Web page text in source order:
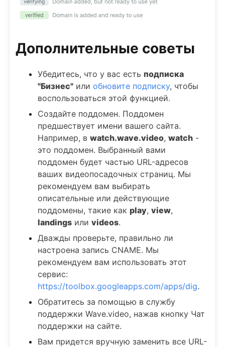
Дополнительные советы
Убедитесь, что у вас есть подписка
"Бизнес" или обновите подписку, чтобы
воспользоваться этой функцией.
Создайте поддомен. Поддомен
предшествует имени вашего сайта.
Например, в watch.wave.video, watch -
это поддомен. Выбранный вами
поддомен будет частью URL-адресов
ваших видеопосадочных страниц. Мы
рекомендуем вам выбирать
описательные или действующие
поддомены, такие как play, view,
landings или videos.
Дважды проверьте, правильно ли
настроена запись CNAME. Мы
рекомендуем вам использовать этот
сервис:
https://toolbox.googleapps.com/apps/dig.
Обратитесь за помощью в службу
поддержки Wave.video, нажав кнопку Чат
поддержки на сайте.
Вам придется вручную заменить все URL-